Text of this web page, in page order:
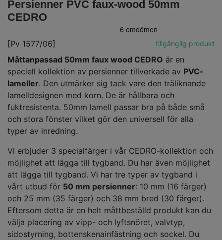
Persienner PVC faux-wood 50mm
CEDRO
[Pv 1577/06] tillgänglig produkt
Måttanpassad 50mm faux wood CEDRO är en
speciell kollektion av persienner tillverkade av PVC-
lameller. Den utmärker sig tack vare den träliknande
lamelldesignen med korn. De är hållbara och
fuktresistenta. 50mm lamell passar bra på både små
och stora fönster vilket gör den universell för alla
typer av inredning.
Vi erbjuder 3 specialfärger i vår CEDRO-kollektion och
möjlighet att lägga till tygband. Du har även möjlighet
att lägga till tygband. Vi har tre typer av tygband i
vårt utbud för 50 mm persienner: 10 mm (16 färger)
och 25 mm (35 färger) och 38 mm bred (30 färger).
Eftersom detta är en helt måttbeställd produkt kan du
välja placering av vipp- och lyftsnöret, valvtyp,
sidostyrning, bottenskenainfästning och sockel. Du